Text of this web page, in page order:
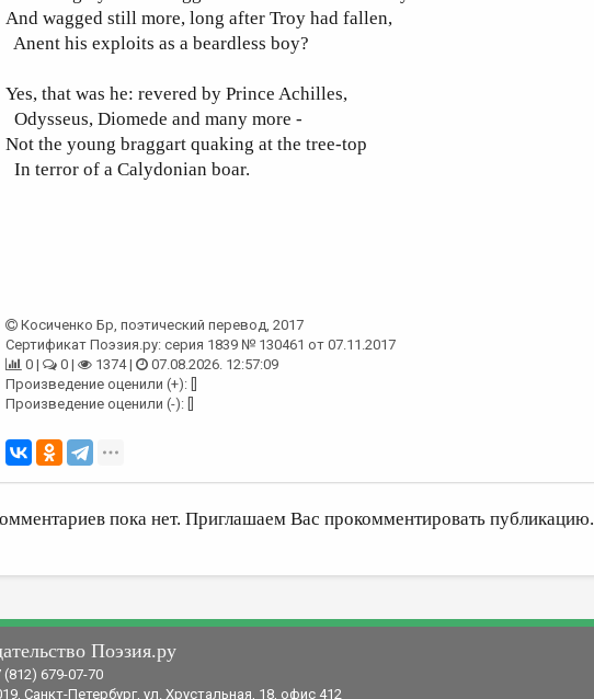
And wagged still more, long after Troy had fallen,
Anent his exploits as a beardless boy?
Yes, that was he: revered by Prince Achilles,
Odysseus, Diomede and many more -
Not the young braggart quaking at the tree-top
In terror of a Calydonian boar.
Косиченко Бр, поэтический перевод, 2017
Сертификат Поэзия.ру: серия 1839 № 130461 от 07.11.2017
0 |
0 | 1374 |
07.08.2026. 12:57:09
Произведение оценили (+): []
Произведение оценили (-): []
пока нет. Приглашаем Вас прокомментировать публикацию.
Поэзия.ру
(812) 679-07-70
Санкт-Петербург, ул. Хрустальная, 18, офис 412